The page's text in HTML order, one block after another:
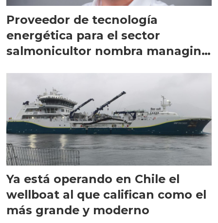
Proveedor de tecnología
energética para el sector
salmonicultor nombra managing
Ya está operando en Chile el
wellboat al que califican como el
más grande y moderno